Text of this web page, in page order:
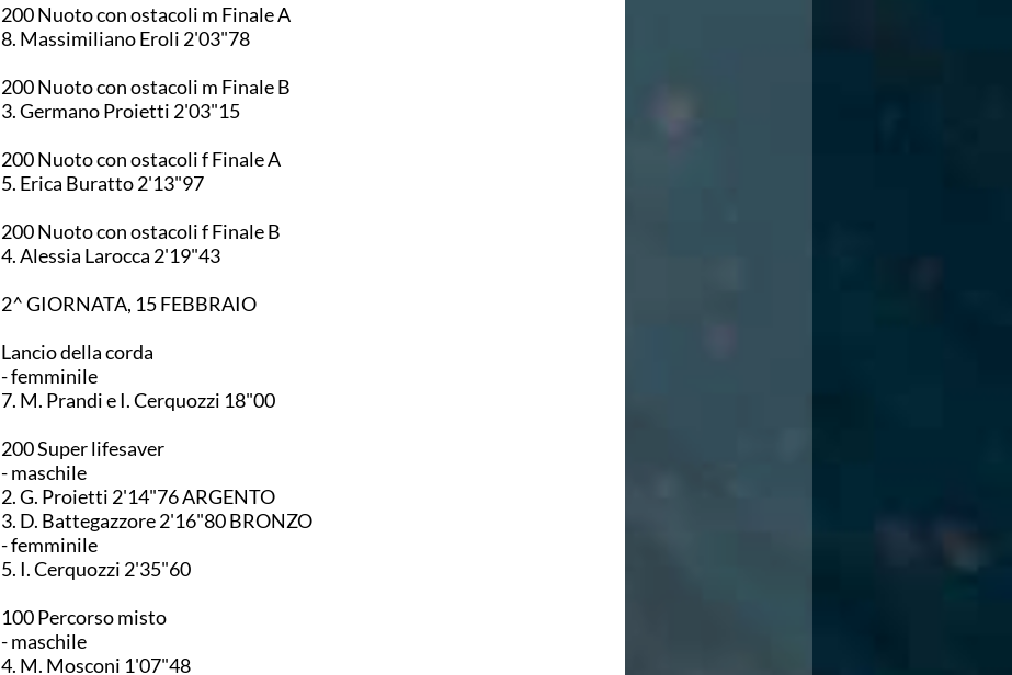
200 Nuoto con ostacoli m Finale A
8. Massimiliano Eroli 2'03"78
200 Nuoto con ostacoli m Finale B
3. Germano Proietti 2'03"15
200 Nuoto con ostacoli f Finale A
5. Erica Buratto 2'13"97
200 Nuoto con ostacoli f Finale B
4. Alessia Larocca 2'19"43
2^ GIORNATA, 15 FEBBRAIO
Lancio della corda
- femminile
7. M. Prandi e I. Cerquozzi 18"00
200 Super lifesaver
- maschile
2. G. Proietti 2'14"76 ARGENTO
3. D. Battegazzore 2'16"80 BRONZO
- femminile
5. I. Cerquozzi 2'35"60
100 Percorso misto
- maschile
4. M. Mosconi 1'07"48